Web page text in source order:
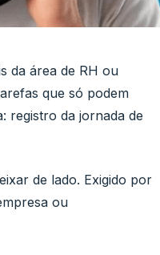
da área de RH ou
que só podem
registro da jornada de
de lado. Exigido por
ou